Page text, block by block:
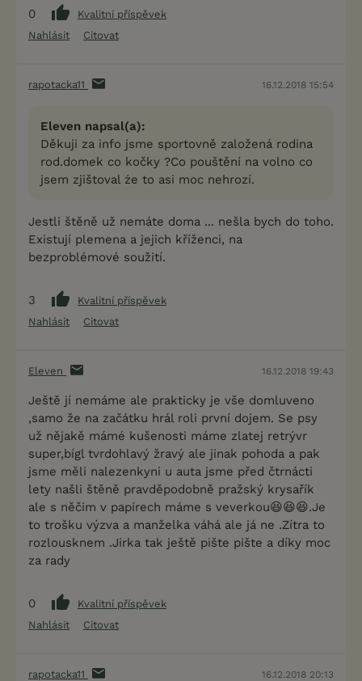
0
Kvalitní příspěvek
Nahlásit
Citovat
rapotacka11 16.12.2018 15:54
Eleven napsal(a):
Děkuji za info jsme sportovně založená rodina
rod.domek co kočky ?Co pouštění na volno co
jsem zjištoval źe to asi moc nehrozí.
Jestli štěně už nemáte doma ... nešla bych do toho.
Existují plemena a jejich kříženci, na
bezproblémové soužití.
3
Kvalitní příspěvek
Nahlásit
Citovat
Eleven 16.12.2018 19:43
Ještě jí nemáme ale prakticky je vše domluveno
,samo že na začátku hrál roli první dojem. Se psy
už nějakě mámé kušenosti máme zlatej retrývr
super,bígl tvrdohlavý žravý ale jinak pohoda a pak
jsme měli nalezenkyni u auta jsme před čtrnácti
lety našli štěně pravděpodobně pražský krysařík
ale s něčim v papírech máme s veverkou😆😆😆.Je
to trošku výzva a manželka váhá ale já ne .Zítra to
rozlousknem .Jirka tak ještě pište pište a díky moc
za rady
0
Kvalitní příspěvek
Nahlásit
Citovat
rapotacka11 16.12.2018 20:13